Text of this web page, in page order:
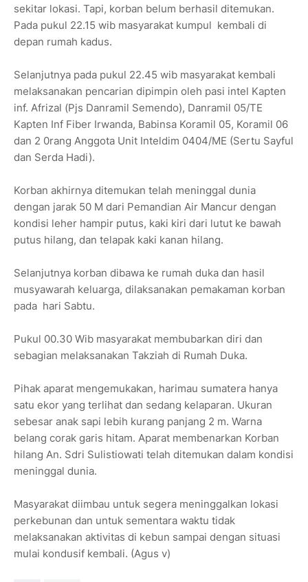
sekitar lokasi. Tapi, korban belum berhasil ditemukan.
Pada pukul 22.15 wib masyarakat kumpul kembali di
depan rumah kadus.
Selanjutnya pada pukul 22.45 wib masyarakat kembali
melaksanakan pencarian dipimpin oleh pasi intel Kapten
inf. Afrizal (Pjs Danramil Semendo), Danramil 05/TE
Kapten Inf Fiber Irwanda, Babinsa Koramil 05, Koramil 06
dan 2 0rang Anggota Unit Inteldim 0404/ME (Sertu Sayful
dan Serda Hadi).
Korban akhirnya ditemukan telah meninggal dunia
dengan jarak 50 M dari Pemandian Air Mancur dengan
kondisi leher hampir putus, kaki kiri dari lutut ke bawah
putus hilang, dan telapak kaki kanan hilang.
Selanjutnya korban dibawa ke rumah duka dan hasil
musyawarah keluarga, dilaksanakan pemakaman korban
pada hari Sabtu.
Pukul 00.30 Wib masyarakat membubarkan diri dan
sebagian melaksanakan Takziah di Rumah Duka.
Pihak aparat mengemukakan, harimau sumatera hanya
satu ekor yang terlihat dan sedang kelaparan. Ukuran
sebesar anak sapi lebih kurang panjang 2 m. Warna
belang corak garis hitam. Aparat membenarkan Korban
hilang An. Sdri Sulistiowati telah ditemukan dalam kondisi
meninggal dunia.
Masyarakat diimbau untuk segera meninggalkan lokasi
perkebunan dan untuk sementara waktu tidak
melaksanakan aktivitas di kebun sampai dengan situasi
mulai kondusif kembali. (Agus v)